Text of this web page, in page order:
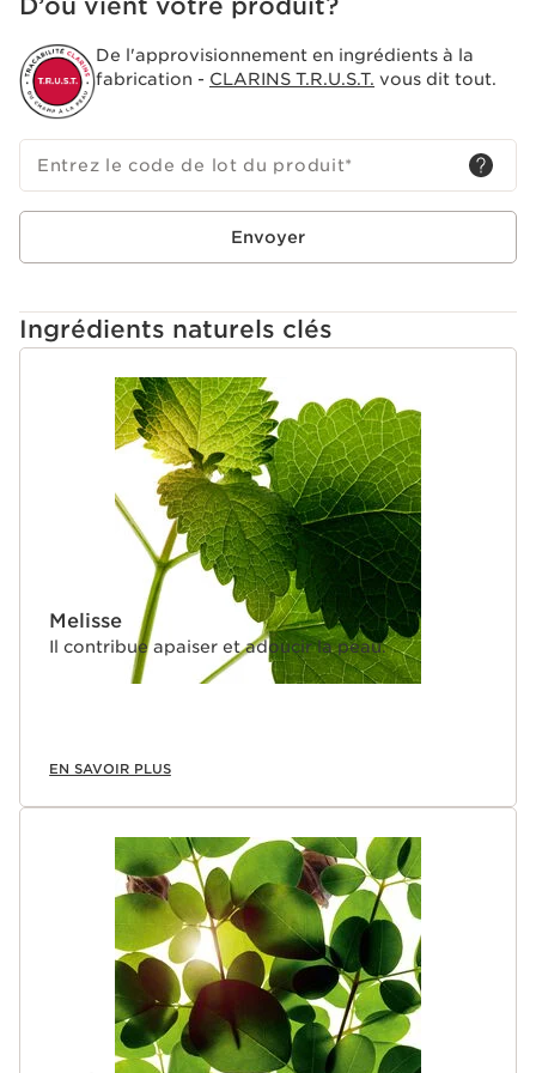
transforme en une belle mousse douce et fine.
De l'approvisionnement en ingrédients à la
fabrication - CLARINS T.R.U.S.T. vous dit tout.
Entrez le code de lot du produit*
Envoyer
Ingrédients naturels clés
ALLER AU CONTENU
Melisse
Il contribue apaiser et adoucir la peau.
EN SAVOIR PLUS